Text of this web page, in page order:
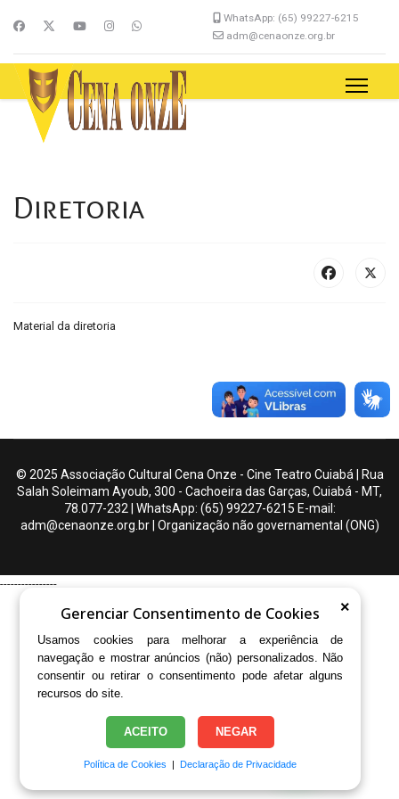
×
Gerenciar Consentimento de Cookies
Usamos cookies para melhorar a experiência de
navegação e mostrar anúncios (não) personalizados. Não
consentir ou retirar o consentimento pode afetar alguns
recursos do site.
ACEITO NEGAR
Política de Cookies | Declaração de Privacidade
WhatsApp: (65) 99227-6215
adm@cenaonze.org.br
Diretoria
Material da diretoria
© 2025 Associação Cultural Cena Onze - Cine Teatro Cuiabá | Rua
Salah Soleimam Ayoub, 300 - Cachoeira das Garças, Cuiabá - MT,
78.077-232 | WhatsApp: (65) 99227-6215 E-mail:
adm@cenaonze.org.br | Organização não governamental (ONG)
----------------